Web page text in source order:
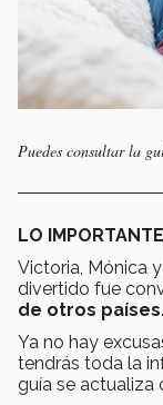
Puedes consultar la
LO
Victoria, Mónica
divertido fue
de otros países
Ya no hay
tendrás toda la
guía se actualiza